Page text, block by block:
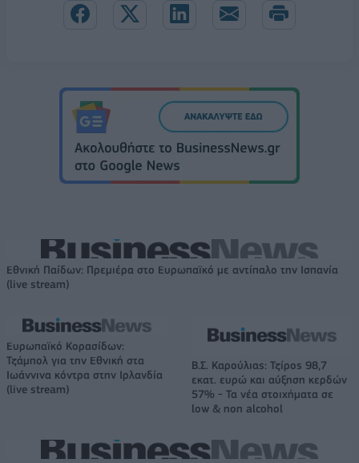
Εθνική Παίδων: Πρεμιέρα στο Ευρωπαϊκό με αντίπαλο την Ισπανία
(live stream)
Ευρωπαϊκό Κορασίδων:
Τζάμπολ για την Εθνική στα
Ιωάννινα κόντρα στην Ιρλανδία
(live stream)
Β.Σ. Καρούλιας: Τζίρος 98,7
εκατ. ευρώ και αύξηση κερδών
57% - Τα νέα στοιχήματα σε
low & non alcohol